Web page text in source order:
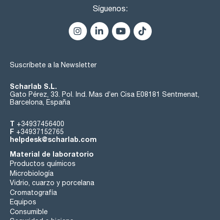
Síguenos:
Suscríbete a la Newsletter
Scharlab S.L.
Gato Pérez, 33. Pol. Ind. Mas d’en Cisa E08181 Sentmenat,
Barcelona, España
T +34937456400
F +34937152765
helpdesk@scharlab.com
Material de laboratorio
Productos químicos
Microbiología
Vidrio, cuarzo y porcelana
Cromatografía
Equipos
Consumible